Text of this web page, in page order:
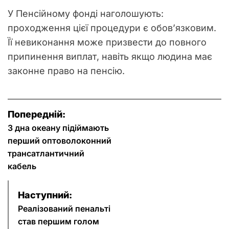
У Пенсійному фонді наголошують:
проходження цієї процедури є обов’язковим.
Її невиконання може призвести до повного
припинення виплат, навіть якщо людина має
законне право на пенсію.
Н
а
в
і
Попередній:
З дна океану підіймають
перший оптоволоконний
трансатлантичний
кабель
Наступний:
Реалізований пенальті
став першим голом